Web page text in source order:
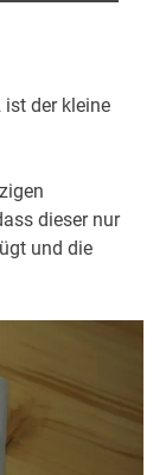
ist der kleine
dieser nur
und die